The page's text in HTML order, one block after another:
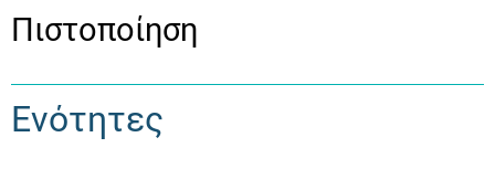
Πιστοποίηση
Ενότητες